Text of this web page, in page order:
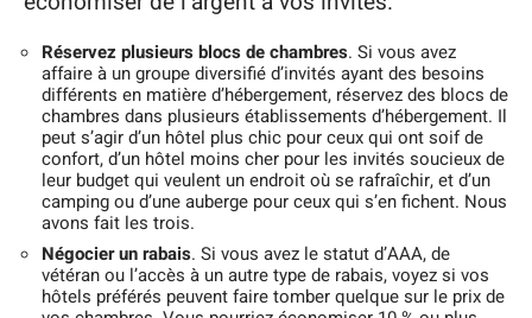
Réservez plusieurs blocs de chambres. Si vous avez
affaire à un groupe diversifié d’invités ayant des besoins
différents en matière d’hébergement, réservez des blocs de
chambres dans plusieurs établissements d’hébergement. Il
peut s’agir d’un hôtel plus chic pour ceux qui ont soif de
confort, d’un hôtel moins cher pour les invités soucieux de
leur budget qui veulent un endroit où se rafraîchir, et d’un
camping ou d’une auberge pour ceux qui s’en fichent. Nous
avons fait les trois.
Négocier un rabais. Si vous avez le statut d’AAA, de
vétéran ou l’accès à un autre type de rabais, voyez si vos
hôtels préférés peuvent faire tomber quelque sur le prix de